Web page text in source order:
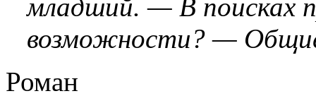
младший. — В поисках
возможности? —
Роман